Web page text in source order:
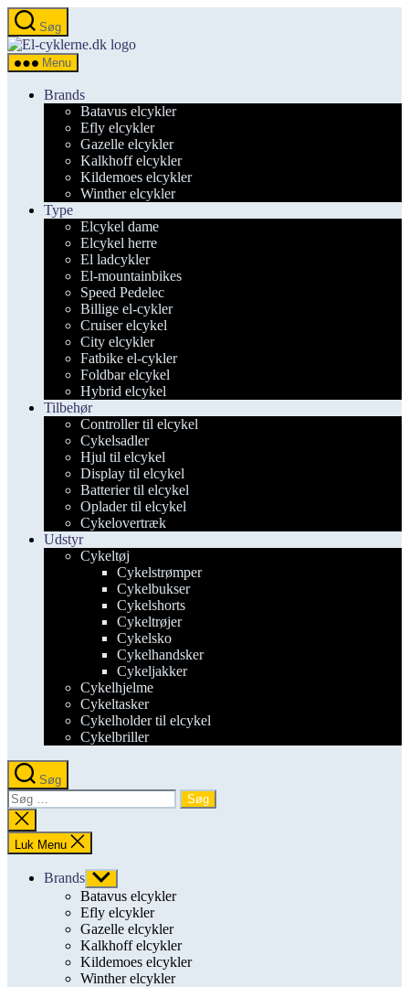
Spring
til
indholdet
Søg
el-
Menu
Brands
Batavus elcykler
Efly elcykler
Gazelle elcykler
Kalkhoff elcykler
Kildemoes elcykler
Winther elcykler
Type
Elcykel dame
Elcykel herre
El ladcykler
El-mountainbikes
Speed Pedelec
Billige el-cykler
Cruiser elcykel
City elcykler
Fatbike el-cykler
Foldbar elcykel
Hybrid elcykel
Tilbehør
Controller til elcykel
Cykelsadler
Hjul til elcykel
Display til elcykel
Batterier til elcykel
Oplader til elcykel
Cykelovertræk
Udstyr
Cykeltøj
Cykelstrømper
Cykelbukser
Cykelshorts
Cykeltrøjer
Cykelsko
Cykelhandsker
Cykeljakker
Cykelhjelme
Cykeltasker
Cykelholder til elcykel
Cykelbriller
Søg
Søg
efter:
Luk
søgning
Luk Menu
Brands Vis
undermenu
Batavus elcykler
Efly elcykler
Gazelle elcykler
Kalkhoff elcykler
Kildemoes elcykler
Winther elcykler